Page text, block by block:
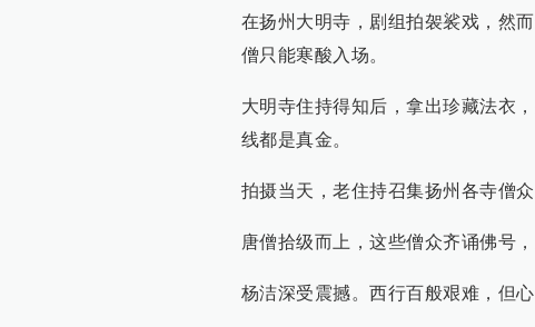
在扬州大明寺，剧组拍袈裟戏，然
僧只能寒酸入场。
大明寺住持得知后，拿出珍藏法衣
线都是真金。
拍摄当天，老住持召集扬州各寺僧
唐僧拾级而上，这些僧众齐诵佛号
杨洁深受震撼。西行百般艰难，但